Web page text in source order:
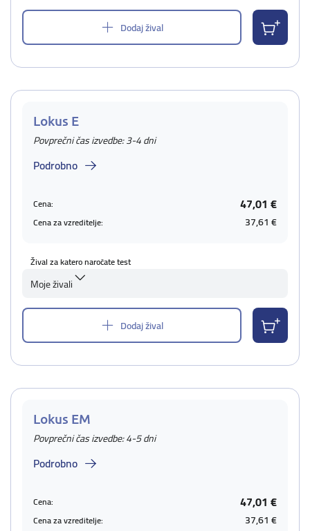
Dodaj žival
Lokus E
Povprečni čas izvedbe: 3-4 dni
Podrobno
Cena: 47,01 €
Cena za vzreditelje: 37,61 €
Žival za katero naročate test
Moje živali
Dodaj žival
Lokus EM
Povprečni čas izvedbe: 4-5 dni
Podrobno
Cena: 47,01 €
Cena za vzreditelje: 37,61 €